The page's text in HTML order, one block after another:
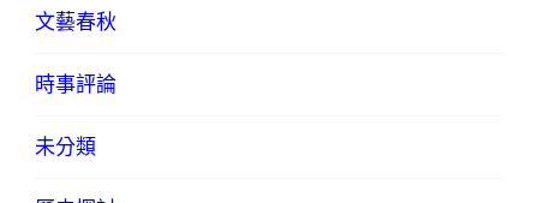
文藝春秋
時事評論
未分類